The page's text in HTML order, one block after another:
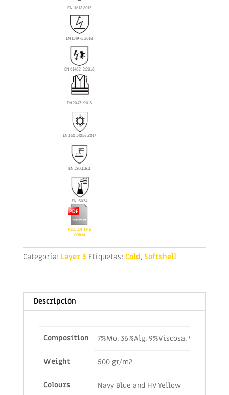
EN 11612:2015
EN 1149-5:2018
EN 61482-2:2018
EN 20471:2013
EN ISO 14058:2017
EN ISO:11611
EN 13034
FILL IN THE
FORM
Categoría: Layer 3 Etiquetas: Cold, Softshell
Descripción
Composition 7%Mo, 36%Alg, 9%Viscosa, 9%Pol.,
Weight 500 gr/m2
Colours Navy Blue and HV Yellow